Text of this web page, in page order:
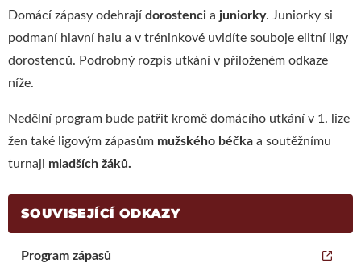
Domácí zápasy odehrají dorostenci a juniorky. Juniorky si
podmaní hlavní halu a v tréninkové uvidíte souboje elitní ligy
dorostenců. Podrobný rozpis utkání v přiloženém odkaze
níže.
Nedělní program bude patřit kromě domácího utkání v 1. lize
žen také ligovým zápasům mužského béčka a soutěžnímu
turnaji mladších žáků.
SOUVISEJÍCÍ ODKAZY
Program zápasů